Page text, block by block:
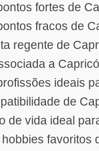
fortes de
fracos de
regente de
a
ideais
de
de vida ideal
favoritos